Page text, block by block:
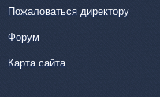
Пожаловаться директору
Форум
Карта сайта